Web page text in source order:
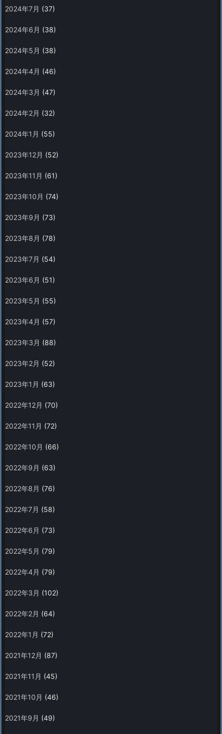
2024年7月 (37)
2024年6月 (38)
2024年5月 (38)
2024年4月 (46)
2024年3月 (47)
2024年2月 (32)
2024年1月 (55)
2023年12月 (52)
2023年11月 (61)
2023年10月 (74)
2023年9月 (73)
2023年8月 (78)
2023年7月 (54)
2023年6月 (51)
2023年5月 (55)
2023年4月 (57)
2023年3月 (88)
2023年2月 (52)
2023年1月 (63)
2022年12月 (70)
2022年11月 (72)
2022年10月 (66)
2022年9月 (63)
2022年8月 (76)
2022年7月 (58)
2022年6月 (73)
2022年5月 (79)
2022年4月 (79)
2022年3月 (102)
2022年2月 (64)
2022年1月 (72)
2021年12月 (87)
2021年11月 (45)
2021年10月 (46)
2021年9月 (49)